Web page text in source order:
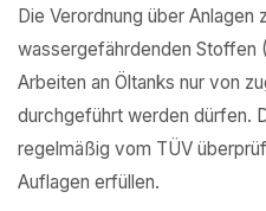
Die Verordnung über Anlagen
wassergefährdenden Stoffen
Arbeiten an Öltanks nur von
durchgeführt werden dürfen.
regelmäßig vom TÜV
Auflagen erfüllen.